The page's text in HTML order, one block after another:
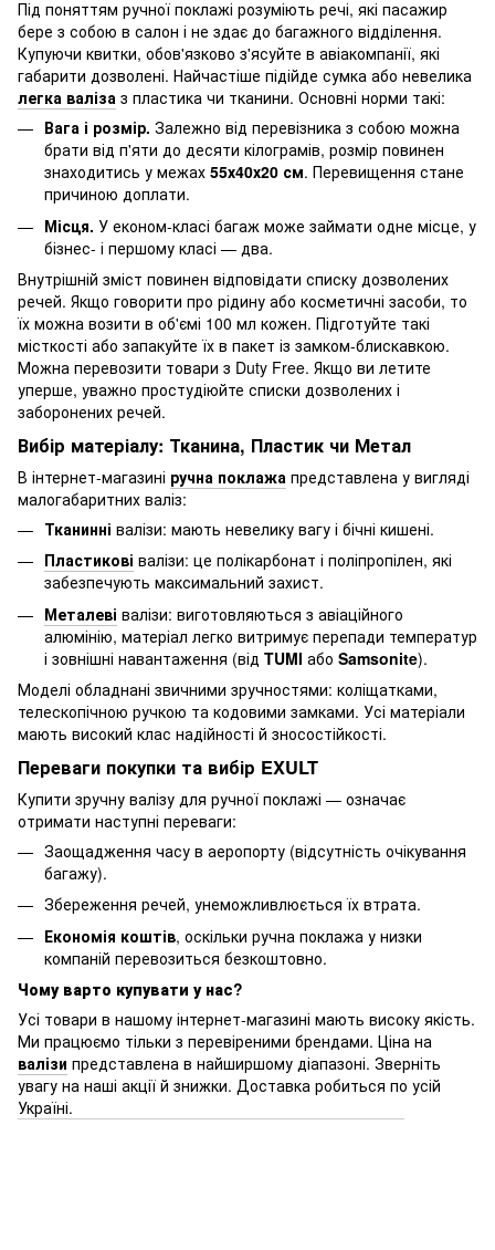
Під поняттям ручної поклажі розуміють речі, які пасажир
бере з собою в салон і не здає до багажного відділення.
Купуючи квитки, обов'язково з'ясуйте в авіакомпанії, які
габарити дозволені. Найчастіше підійде сумка або невелика
легка валіза з пластика чи тканини. Основні норми такі:
Вага і розмір. Залежно від перевізника з собою можна
брати від п'яти до десяти кілограмів, розмір повинен
знаходитись у межах 55х40х20 см. Перевищення стане
причиною доплати.
Місця. У економ-класі багаж може займати одне місце, у
бізнес- і першому класі — два.
Внутрішній зміст повинен відповідати списку дозволених
речей. Якщо говорити про рідину або косметичні засоби, то
їх можна возити в об'ємі 100 мл кожен. Підготуйте такі
місткості або запакуйте їх в пакет із замком-блискавкою.
Можна перевозити товари з Duty Free. Якщо ви летите
уперше, уважно простудіюйте списки дозволених і
заборонених речей.
Вибір матеріалу: Тканина, Пластик чи Метал
В інтернет-магазині ручна поклажа представлена у вигляді
малогабаритних валіз:
Тканинні валізи: мають невелику вагу і бічні кишені.
Пластикові валізи: це полікарбонат і поліпропілен, які
забезпечують максимальний захист.
Металеві валізи: виготовляються з авіаційного
алюмінію, матеріал легко витримує перепади температур
і зовнішні навантаження (від TUMI або Samsonite).
Моделі обладнані звичними зручностями: коліщатками,
телескопічною ручкою та кодовими замками. Усі матеріали
мають високий клас надійності й зносостійкості.
Переваги покупки та вибір EXULT
Купити зручну валізу для ручної поклажі — означає
отримати наступні переваги:
Заощадження часу в аеропорту (відсутність очікування
багажу).
Збереження речей, унеможливлюється їх втрата.
Економія коштів, оскільки ручна поклажа у низки
компаній перевозиться безкоштовно.
Чому варто купувати у нас?
Усі товари в нашому інтернет-магазині мають високу якість.
Ми працюємо тільки з перевіреними брендами. Ціна на
валізи представлена в найширшому діапазоні. Зверніть
увагу на наші акції й знижки. Доставка робиться по усій
Україні.